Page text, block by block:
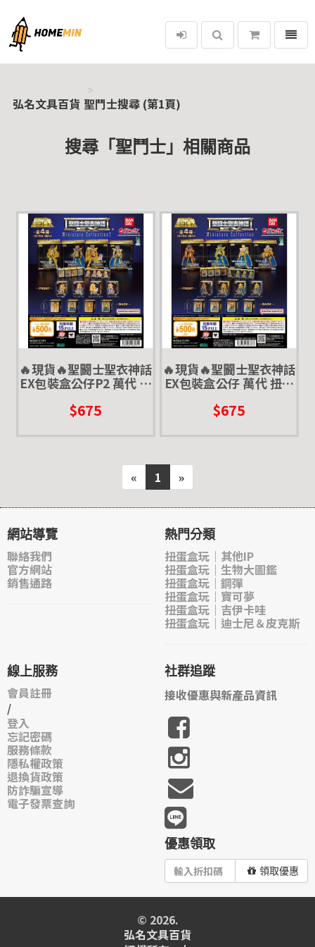
弘名文具百貨
選單
弘名文具百貨 聖鬥士搜尋 (第1頁)
搜尋「聖鬥士」相關商品
🔥現貨🔥聖闘士聖衣神話
EX包裝盒公仔P2 萬代 扭
迷你盒玩
$675
🔥現貨🔥聖闘士聖衣神話
EX包裝盒公仔 萬代 扭蛋
$675
« 1 »
網站導覽
聯絡我們
官方網站
銷售通路
熱門分類
扭蛋盒玩｜其他IP
扭蛋盒玩｜生物大圖鑑
扭蛋盒玩｜鋼彈
扭蛋盒玩｜寶可夢
扭蛋盒玩｜吉伊卡哇
扭蛋盒玩｜迪士尼＆皮克斯
線上服務
會員註冊
/
登入
忘記密碼
服務條款
隱私權政策
退換貨政策
防詐騙宣導
電子發票查詢
社群追蹤
接收優惠與新產品資訊
優惠領取
領取優惠
© 2026.
弘名文具百貨